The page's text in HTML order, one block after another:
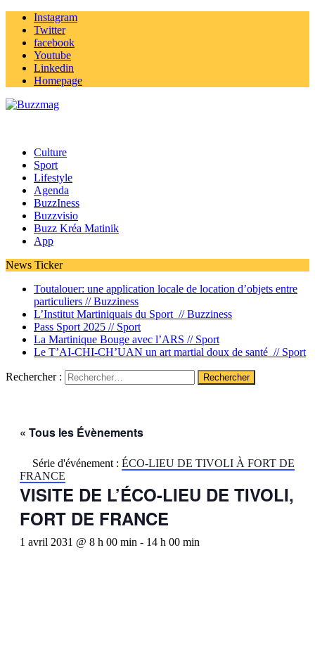
Instagram
Twitter
facebook
Youtube
Linkedin
Homepage
Culture
Sport
Lifestyle
Agenda
BuzzIness
Buzzvisio
Buzz Kréa Matinik
App
News Ticker
Toutalouer: une application locale de location d’objets entre
particuliers //Buzziness
L’Institut Martiniquais du Sport //Buzziness
Pass Sport 2025 // Sport
La Martinique Bouge avec l’ARS // Sport
Le T’AI-CHI-CH’UAN un art martial doux de santé // Sport
Rechercher :
« Tous les Évènements
Série d'événement : ÉCO-LIEU DE TIVOLI À FORT DE
FRANCE
VISITE DE L’ÉCO-LIEU DE TIVOLI,
FORT DE FRANCE
1 avril 2031 @ 8 h 00 min - 14 h 00 min